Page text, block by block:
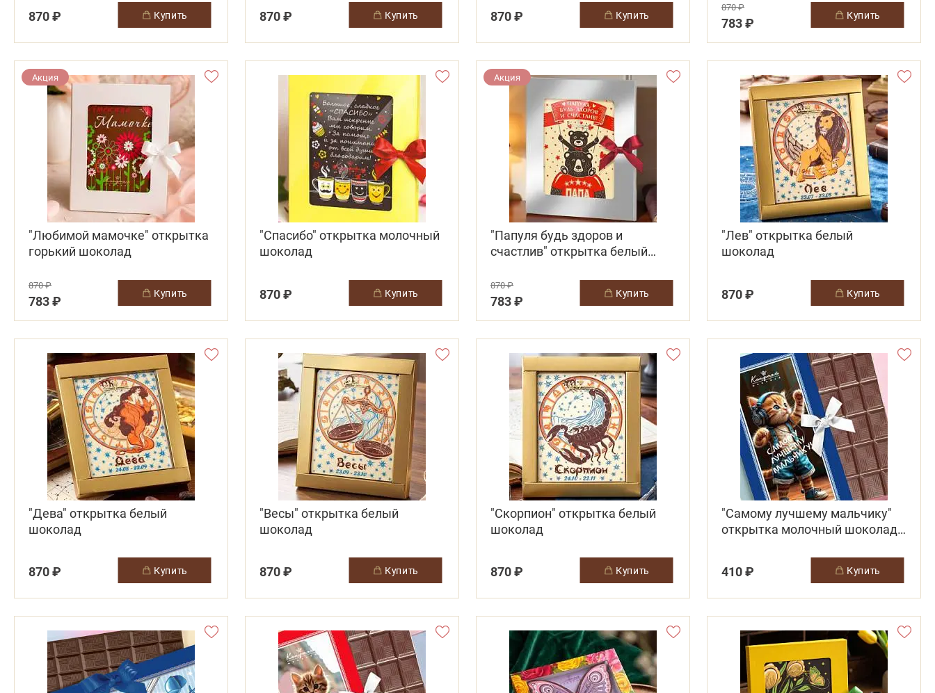
870 ₽ купить
870 ₽
купить 870 ₽ купить
870 ₽
783 ₽
купить
Акция
"Любимой мамочке" открытка
горький шоколад
870 ₽
783 ₽
купить
"Спасибо" открытка молочный
шоколад
870 ₽ купить
Акция
"Папуля будь здоров и
счастлив" открытка белый
870 ₽
783 ₽
купить
"Лев" открытка белый
шоколад
870 ₽ купить
"Дева" открытка белый
шоколад
870 ₽ купить
"Весы" открытка белый
шоколад
870 ₽ купить
"Скорпион" открытка белый
шоколад
870 ₽ купить
"Самому лучшему мальчику"
открытка молочный шоколад
410 ₽
купить